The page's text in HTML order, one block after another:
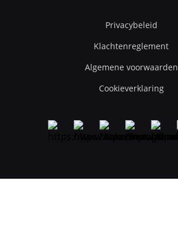
Privacybeleid
Klachtenreglement
Algemene voorwaarden
Cookieverklaring